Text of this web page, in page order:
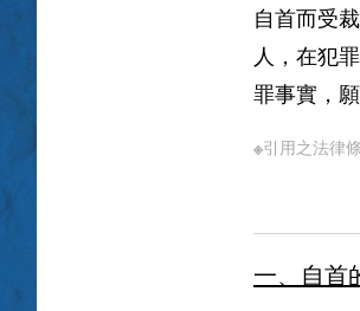
自首而受
人，在犯
罪事實，
※引用之法律
一、自首